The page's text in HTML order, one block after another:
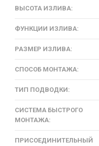
ВЫСОТА ИЗЛИВА:
ФУНКЦИИ ИЗЛИВА:
РАЗМЕР ИЗЛИВА:
СПОСОБ МОНТАЖА:
ТИП ПОДВОДКИ:
СИСТЕМА БЫСТРОГО
МОНТАЖА:
ПРИСОЕДИНИТЕЛЬНЫЙ